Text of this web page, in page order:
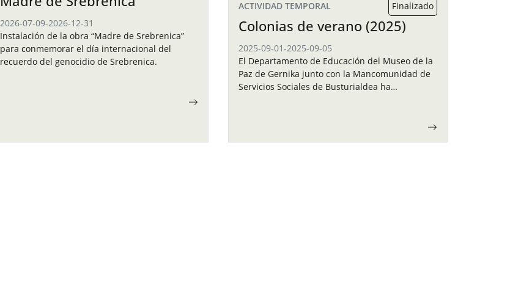
2026-07-09-2026-12-31
Instalación de la obra “Madre de Srebrenica”
para conmemorar el día internacional del
recuerdo del genocidio de Srebrenica.
ACTIVIDAD TEMPORAL Finalizado
Colonias de verano (2025)
2025-09-01-2025-09-05
El Departamento de Educación del Museo de la
Paz de Gernika junto con la Mancomunidad de
Servicios Sociales de Busturialdea ha